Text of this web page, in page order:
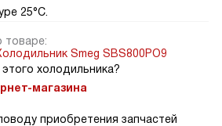
25°C.
товаре:
Smeg SBS800PO9
холодильника?
магазина
приобретения запчастей